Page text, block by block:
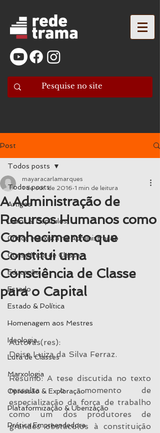
Post
Todos posts
Artigos
Livros & Capítulos
Crítica Marxista na Administração
Consciência de Classe
Educação
Estado
Estado & Política
Homenagem aos Mestres
Ideologia
Luta de Classes
Marxologia
Opressão & Exploração
Plataformização & Uberização
Prática Empreendedora
Todos posts
A Administração de
Recursos Humanos como
Conhecimento que
Constitui uma
Consciência de Classe
para o Capital
mayaracarlamarques
1 de out. de 2016 1 min de leitura
Autoras(res):
Deise Luiza da Silva Ferraz.
Resumo: A tese discutida no texto
ressalta o momento de
especialização da força de trabalho
como um dos produtores de
grandes obstáculos à constituição